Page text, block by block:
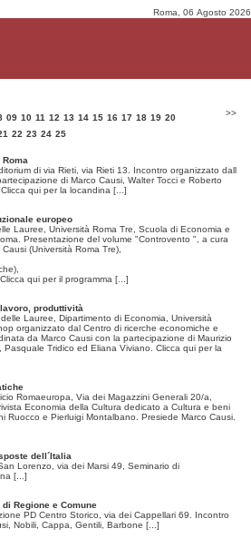
Roma, 06 Agosto 2026
09 10 11 12 13 14 15 16 17 18 19 20
22 23 24 25
>>
di via Rieti, via Rieti 13. Incontro organizzato dall
di Marco Causi, Walter Tocci e Roberto
qui per la locandina [...]
europeo
Lauree, Università Roma Tre, Scuola di Economia e
Presentazione del volume "Controvento ", a cura
(Università Roma Tre),
qui per il programma [...]
produttività
Lauree, Dipartimento di Economia, Università
organizzato dal Centro di ricerche economiche e
da Marco Causi con la partecipazione di Maurizio
Tridico ed Eliana Viviano. Clicca qui per la
Romaeuropa, Via dei Magazzini Generali 20/a,
Economia della Cultura dedicato a Cultura e beni
Ruocco e Pierluigi Montalbano. Presiede Marco Causi.
dell´Italia
Lorenzo, via dei Marsi 49, Seminario di
[...]
Regione e Comune
PD Centro Storico, via dei Cappellari 69. Incontro
Nobili, Cappa, Gentili, Barbone [...]